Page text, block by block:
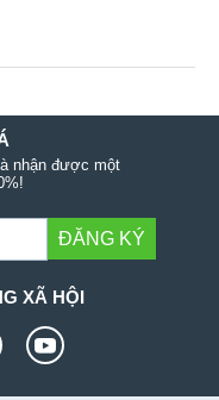
nhận được một
ĐĂNG KÝ
XÃ HỘI